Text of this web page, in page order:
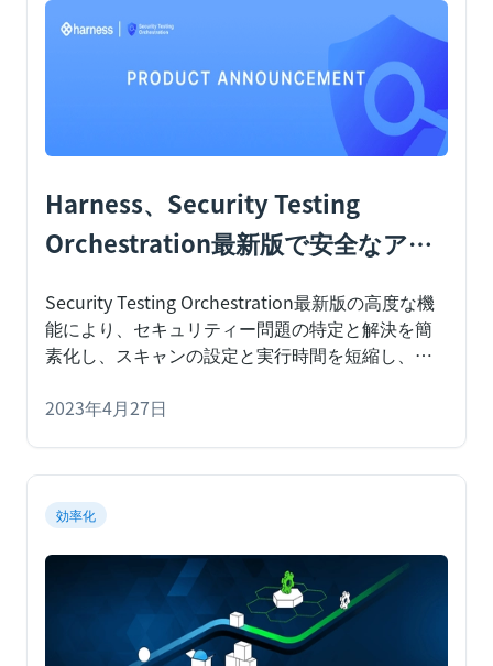
Harness、Security Testing
Orchestration最新版で安全なアプ
ィー担当者の協業を改善、時間・コ
スト・労力を削減
Security Testing Orchestration最新版の高度な機
能により、セキュリティー問題の特定と解決を簡
素化し、スキャンの設定と実行時間を短縮し、よ
す。
2023年4月27日
効率化